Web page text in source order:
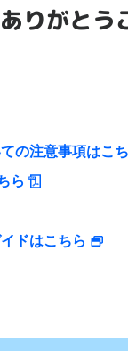
りがとう
の注意事項はこ
ら
ドはこちら